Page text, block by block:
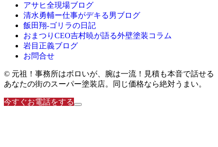
アサヒ全現場ブログ
清水勇輔ー仕事がデキる男ブログ
飯田翔-ゴリラの日記
おまつりCEO吉村暁が語る外壁塗装コラム
岩目正義ブログ
お問合せ
© 元祖！事務所はボロいが、腕は一流！見積も本音で話せる
あなたの街のスーパー塗装店。同じ価格なら絶対うまい。
今すぐお電話をする